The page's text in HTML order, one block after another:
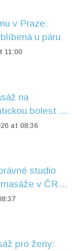
v Praze:
u páru
11:00
na
bolest v
ceny a co
at 08:36
studio
v ČR:
a ceny
pro ženy: